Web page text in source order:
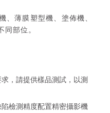
、薄膜塑型機、塗佈機、
部位。
，請提供樣品測試，以測
檢測精度配置精密攝影機